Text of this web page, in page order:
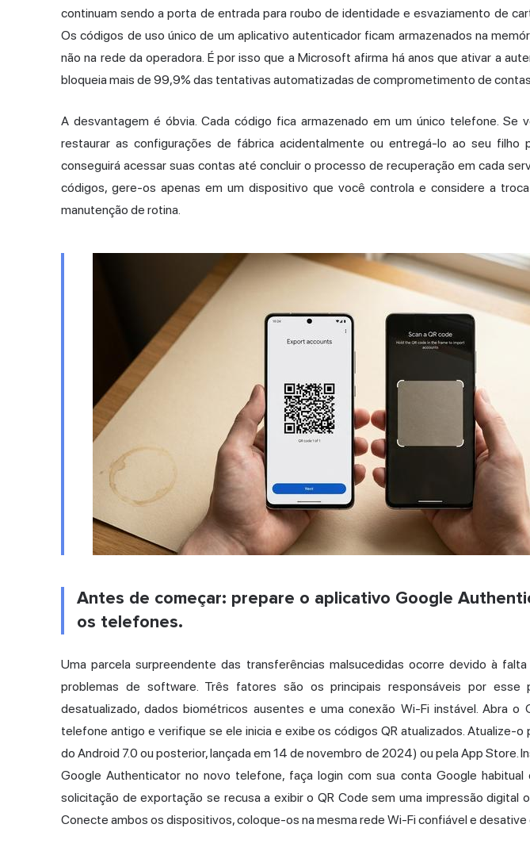
continuam sendo a porta de entrada para roubo de identidade e esvaziamento de
Os códigos de uso único de um aplicativo autenticador ficam armazenados na
não na rede da operadora. É por isso que a Microsoft afirma há anos que ativar a
bloqueia mais de 99,9% das tentativas automatizadas de comprometimento de
A desvantagem é óbvia. Cada código fica armazenado em um único telefone. Se
restaurar as configurações de fábrica acidentalmente ou entregá-lo ao seu filho
conseguirá acessar suas contas até concluir o processo de recuperação em cada
códigos, gere-os apenas em um dispositivo que você controla e considere a
manutenção de rotina.
Antes de começar: prepare o aplicativo Google
os telefones.
Uma parcela surpreendente das transferências malsucedidas ocorre devido à
problemas de software. Três fatores são os principais responsáveis por esse
desatualizado, dados biométricos ausentes e uma conexão Wi-Fi instável. Abra o
telefone antigo e verifique se ele inicia e exibe os códigos QR atualizados. Atualize-o
do Android 7.0 ou posterior, lançada em 14 de novembro de 2024) ou pela App Store.
Google Authenticator no novo telefone, faça login com sua conta Google
solicitação de exportação se recusa a exibir o QR Code sem uma impressão digital
Conecte ambos os dispositivos, coloque-os na mesma rede Wi-Fi confiável e desative